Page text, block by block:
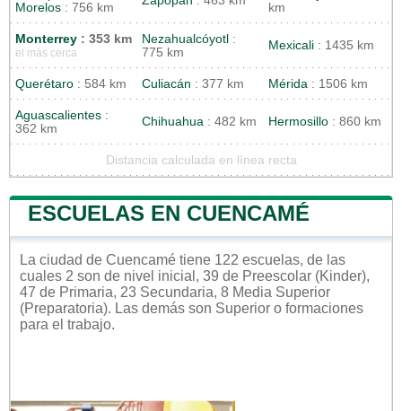
Morelos : 756 km
km
Monterrey : 353 km
el más cerca
Nezahualcóyotl :
775 km
Mexicali : 1435 km
Querétaro : 584 km Culiacán : 377 km Mérida : 1506 km
Aguascalientes :
362 km
Chihuahua : 482 km Hermosillo : 860 km
Distancia calculada en línea recta
ESCUELAS EN CUENCAMÉ
La ciudad de Cuencamé tiene 122 escuelas, de las
cuales 2 son de nivel inicial, 39 de Preescolar (Kinder),
47 de Primaria, 23 Secundaria, 8 Media Superior
(Preparatoria). Las demás son Superior o formaciones
para el trabajo.